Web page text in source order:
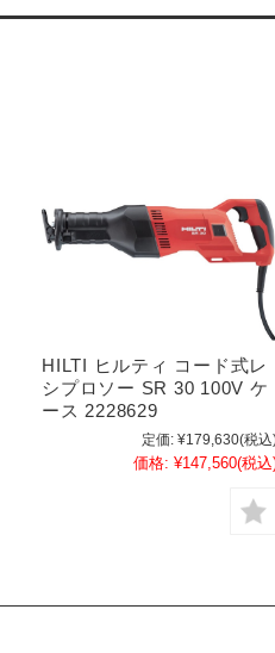
HILTI ヒルティ コード式レ
シプロソー SR 30 100V ケ
ース 2228629
定価: ¥179,630(税込
価格: ¥147,560(税込